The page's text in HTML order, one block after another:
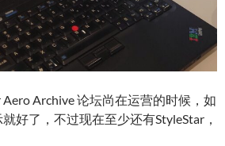
Archive 论坛尚在运营的时候，如
好了，不过现在至少还有StyleStar，